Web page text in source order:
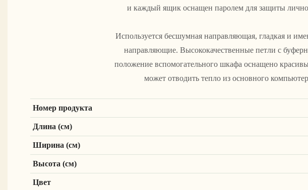
и каждый ящик оснащен паролем для защиты
Используется бесшумная направляющая, гладкая и
направляющие. Высококачественные петли с
положение вспомогательного шкафа оснащено
может отводить тепло из основного
Номер продукта
Длина (см)
Ширина (см)
Высота (см)
Цвет